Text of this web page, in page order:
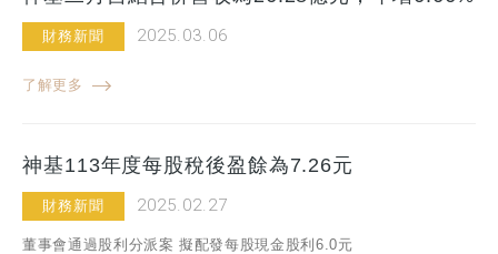
財務新聞 2025.03.06
了解更多
神基113年度每股稅後盈餘為7.26元
財務新聞 2025.02.27
董事會通過股利分派案 擬配發每股現金股利6.0元